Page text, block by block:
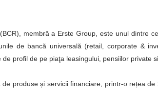
membră a Erste Group, este unul dintre
de bancă universală (retail, corporate &
profil de pe piaţa leasingului, pensiilor private
produse și servicii financiare, printr-o rețea